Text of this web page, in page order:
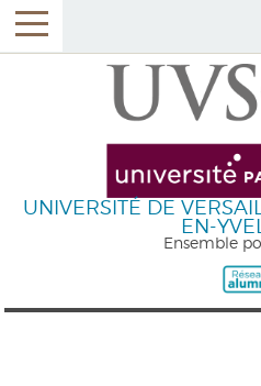
UNIVERSITÉ DE
EN-
Ensemble